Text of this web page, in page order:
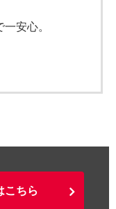
安心。
こちら